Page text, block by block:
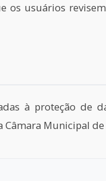
os usuários
à proteção de
Câmara Municipal